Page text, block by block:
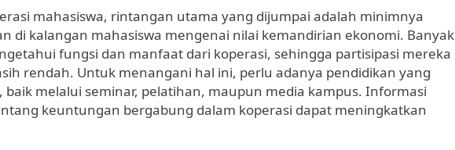
mahasiswa, rintangan utama yang dijumpai adalah minimnya
di kalangan mahasiswa mengenai nilai kemandirian ekonomi. Banyak
fungsi dan manfaat dari koperasi, sehingga partisipasi mereka
rendah. Untuk menangani hal ini, perlu adanya pendidikan yang
melalui seminar, pelatihan, maupun media kampus. Informasi
keuntungan bergabung dalam koperasi dapat meningkatkan